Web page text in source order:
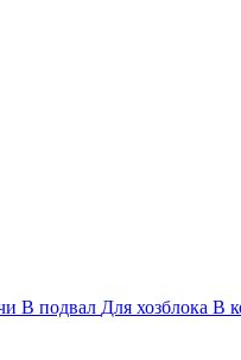
В подвал Для хозблока В